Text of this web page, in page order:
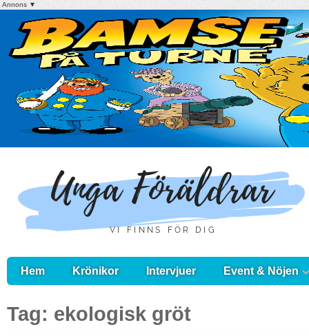
Annons ▼
Hem Krönikor Intervjuer Event & Nöjen
Tag: ekologisk gröt